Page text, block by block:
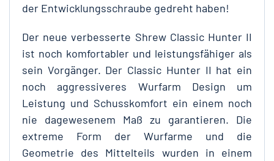
der Entwicklungsschraube gedreht haben!
Der neue verbesserte Shrew Classic Hunter II
ist noch komfortabler und leistungsfähiger als
sein Vorgänger. Der Classic Hunter II hat ein
noch aggressiveres Wurfarm Design um
Leistung und Schusskomfort ein einem noch
nie dagewesenem Maß zu garantieren. Die
extreme Form der Wurfarme und die
Geometrie des Mittelteils wurden in einem